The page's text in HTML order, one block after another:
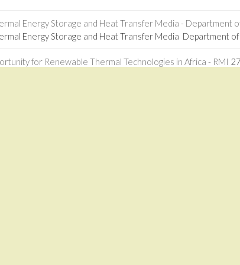
Energy Storage and Heat Transfer Media - Department
Energy Storage and Heat Transfer Media Department of
for Renewable Thermal Technologies in Africa - RMI